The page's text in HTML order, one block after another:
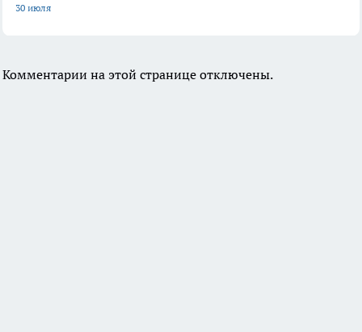
30 июля
Комментарии на этой странице отключены.